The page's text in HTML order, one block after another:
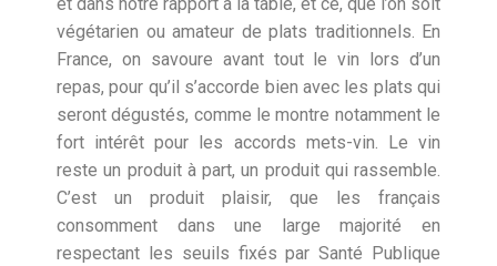
végétarien ou amateur de plats traditionnels. En
France, on savoure avant tout le vin lors d’un
repas, pour qu’il s’accorde bien avec les plats qui
seront dégustés, comme le montre notamment le
fort intérêt pour les accords mets-vin. Le vin
reste un produit à part, un produit qui rassemble.
C’est un produit plaisir, que les français
consomment dans une large majorité en
respectant les seuils fixés par Santé Publique